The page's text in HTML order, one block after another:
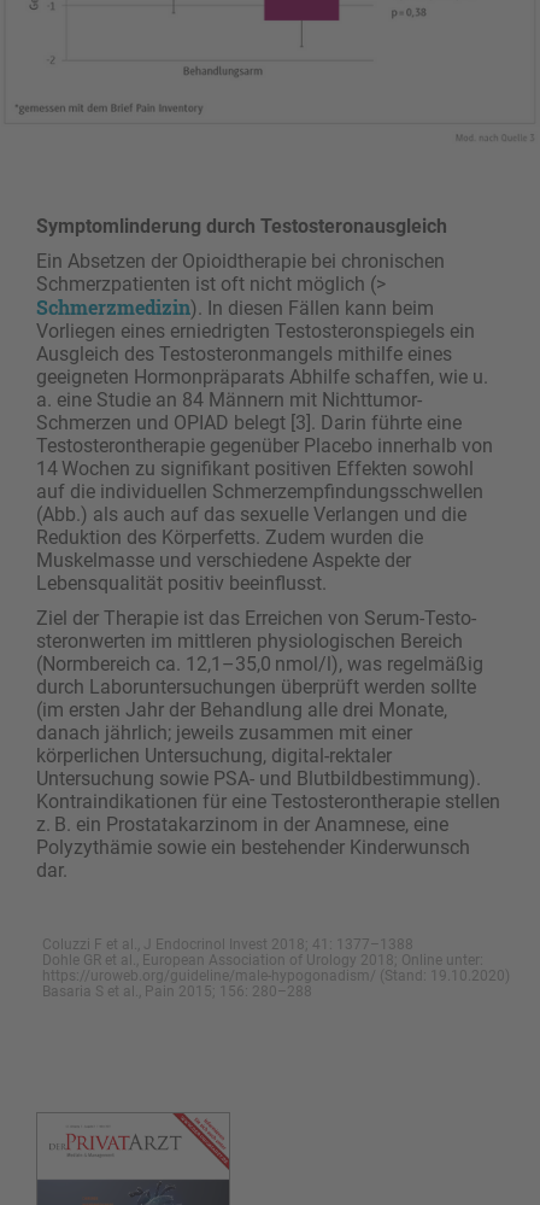
Symptomlinderung durch Testosteronausgleich
Ein Absetzen der Opioidtherapie bei chronischen
Schmerzpatienten ist oft nicht möglich (>
Schmerzmedizin). In diesen Fällen kann beim
Vorliegen eines erniedrigten Testosteronspiegels ein
Ausgleich des Testosteronmangels mithilfe eines
geeigneten Hormonpräparats Abhilfe schaffen, wie u.
a. eine Studie an 84 Männern mit Nichttumor-
Schmerzen und OPIAD belegt [3]. Darin führte eine
Testosterontherapie gegenüber Placebo innerhalb von
14 Wochen zu signifikant positiven Effekten sowohl
auf die individuellen Schmerzempfindungsschwellen
(Abb.) als auch auf das sexuelle Verlangen und die
Reduktion des Körperfetts. Zudem wurden die
Muskelmasse und verschiedene Aspekte der
Lebensqualität positiv ­beeinflusst.
Ziel der Therapie ist das Erreichen von Serum-Testo­
steronwerten im mittleren physiologischen Bereich
(Normbereich ca. 12,1–35,0 nmol/l), was regel­mäßig
durch Laboruntersuchungen überprüft werden sollte
(im ersten Jahr der Behandlung alle drei Monate,
danach jährlich; jeweils zusammen mit einer
körperlichen Untersuchung, digital-rektaler
Untersuchung sowie PSA- und Blutbildbestimmung).
Kontraindikationen für eine Testosterontherapie stellen
z. B. ein Prostatakarzinom in der Anamnese, eine
Polyzythämie sowie ein bestehender Kinderwunsch
dar.
Coluzzi F et al., J Endocrinol Invest 2018; 41: 1377–1388
Dohle GR et al., European Association of Urology 2018; Online unter:
https://uroweb.org/guideline/male-hypogonadism/ (Stand: 19.10.2020)
Basaria S et al., Pain 2015; 156: 280–288